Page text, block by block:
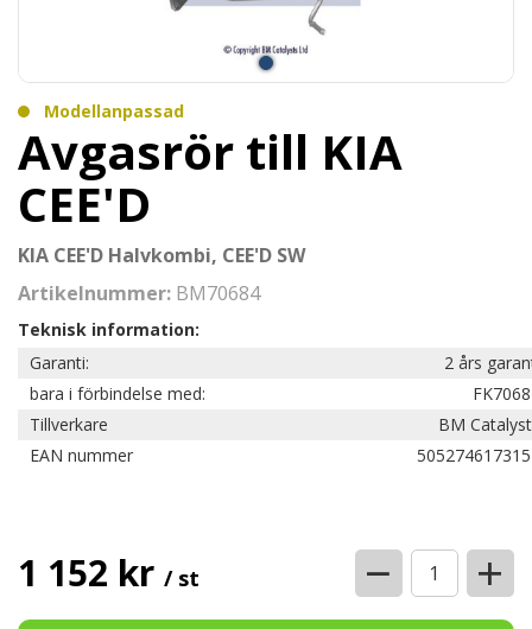
Modellanpassad
Avgasrör till KIA
CEE'D
KIA CEE'D Halvkombi, CEE'D SW
Artikelnummer: BM70684
Teknisk information:
Garanti:
2 års
bara i förbindelse med:
Tillverkare
BM
EAN nummer
1 152 kr / st − +